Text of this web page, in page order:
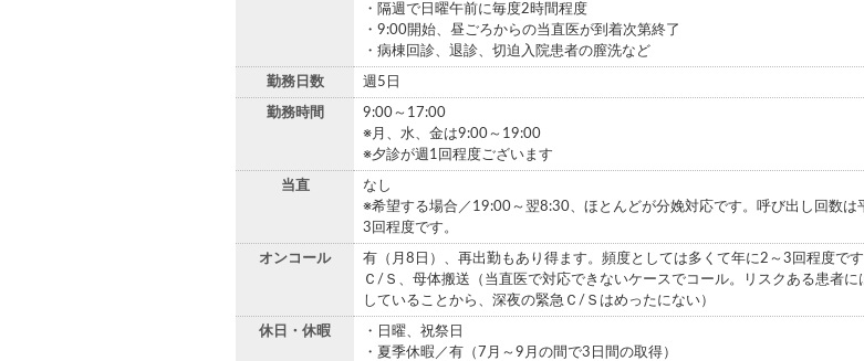
・隔週で日曜午前に毎度2時間程度
・9:00開始、昼ごろからの当直医が到着次第終了
・病棟回診、退診、切迫入院患者の膣洗など
勤務日数 週5日
勤務時間
9:00～17:00
※月、水、金は9:00～19:00
※夕診が週1回程度ございます
当直
なし
※希望する場合／19:00～翌8:30、ほとんどが分娩対応です。呼び出し回数は
3回程度です。
オンコール
有（月8日）、再出勤もあり得ます。頻度としては多くて年に2～3回程度で
Ｃ/Ｓ、母体搬送（当直医で対応できないケースでコール。リスクある患者に
していることから、深夜の緊急Ｃ/Ｓはめったにない）
休日・休暇
・日曜、祝祭日
・夏季休暇／有（7月～9月の間で3日間の取得）